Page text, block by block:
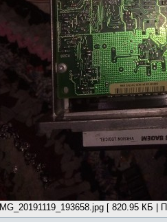
IMG_20191119_193658.jpg [ 820.95 КБ |